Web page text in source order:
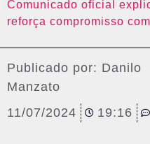
Comunicado oficial
reforça compromisso
Publicado por: Danilo
Manzato
11/07/2024
19:16